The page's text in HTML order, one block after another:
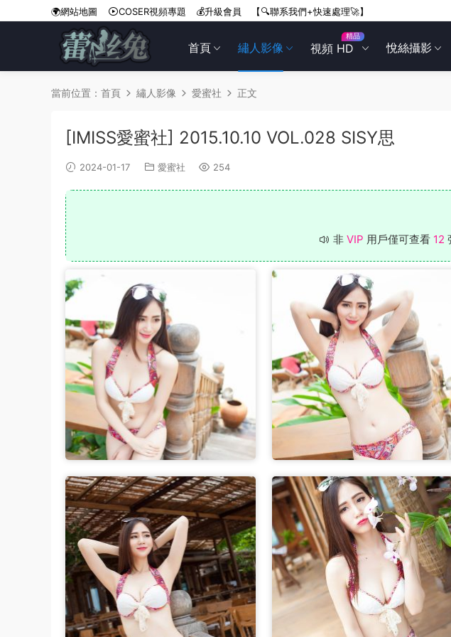
首頁 繡人影像 視頻 HD
精品
悅絲攝影
🌍網站地圖 COSER視頻專題 💰升級會員 【🔍聯系我們+快速處理🚀】
當前位置： 首頁 繡人影像 愛蜜社 正文
[IMISS愛蜜社] 2015.10.10 VOL.028 SISY思
2024-01-17 愛蜜社 254
非 VIP 用戶僅可查看 12